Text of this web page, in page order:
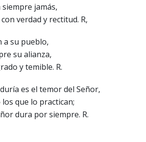
jamás,
verdad y rectitud. R,
a su pueblo,
su alianza,
y temible. R.
es el temor del Señor,
que lo practican;
dura por siempre. R.